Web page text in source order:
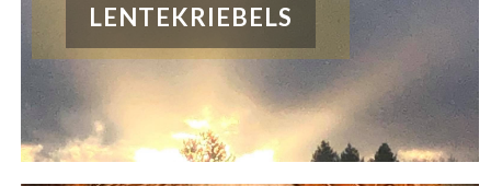
LENTEKRIEBELS